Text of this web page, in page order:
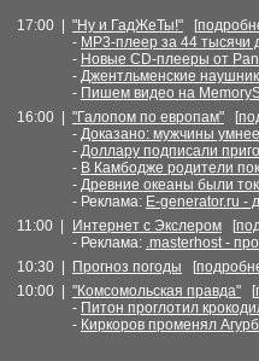
17:00 | "Ну и ГадЖеТы!" [
- MP3-плеер за 44 тысячи
- Новые CD-плееры от
- Джентльменские
- Пишем видео на
16:00 |
"Галопом по европам" [
- Доказано: мужчины
- Доллару подписали
- В Камбодже родители
- Древние океаны были
- Реклама: E-generator.ru -
11:00 |
Интернет с Экслером [
- Реклама: .masterhost -
10:30 |
Прогноз погоды [
10:00 |
"Комсомольская правда" [
- Питон проглотил
- Киркоров променял